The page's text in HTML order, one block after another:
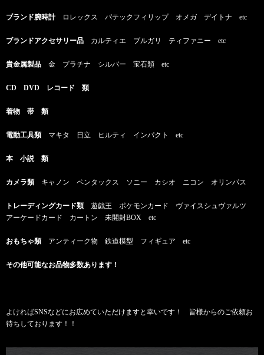
ブランド腕時計ロレックス パテックフィリップ オメガ デイトナ etc
ブランドアクセサリー品 カルティエ ブルガリ ティファニー etc
貴金属製品 金 プラチナ シルバー 宝石類 etc
CD DVD レコード 類
着物 帯 類
電動工具類 マキタ 日立 ヒルティ インパクト etc
本 小説 類
カメラ類 キャノン ペンタックス ソニー カシオ ニコン オリンパス
トレーディングカード類 遊戯王 ポケモンカード ヴァイスシュヴァルツ
アーケードカード カートン 未開封BOX etc
おもちゃ類 アンティーク物 鉄道模型 フィギュア etc
その他可能なお品物多数あります！
よければSNSなどにお広めていただけますと幸いです！ 皆様からのご依頼お
待ちしております！！